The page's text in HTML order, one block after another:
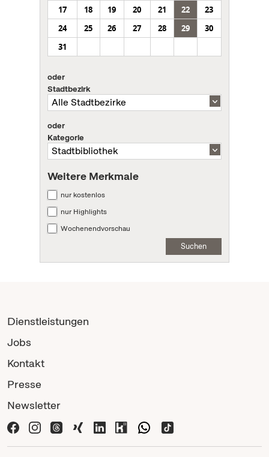
17
18 19 20 21 22
23
24
25 26 27 28 29
30
31
oder
Stadtbezirk
oder
Kategorie
Weitere Merkmale
nur kostenlos
nur Highlights
Wochenendvorschau
Suchen
Dienstleistungen
Jobs
Kontakt
Presse
Newsletter